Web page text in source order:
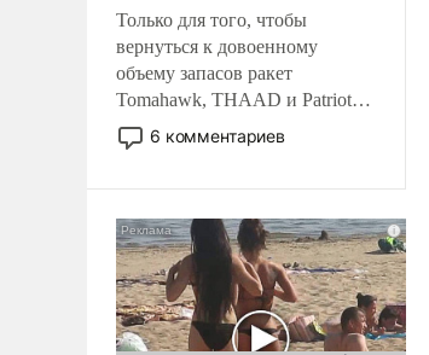
Только для того, чтобы
вернуться к довоенному
объему запасов ракет
Tomahawk, THAAD и Patriot
США потребуется более трех
лет. Даже небольшая война с
Сложившаяся ситуация
означает многолетний период
уязвимости США, например,
перед Китаем.
6 комментариев